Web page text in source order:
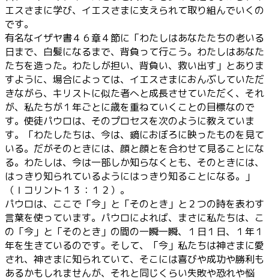
エスさまに学び、イエスさまに支えられて取り組んでいくの
です。
有名なイザヤ書４６章４節に「わたしはあなたたちの老いる
日まで、白髪になるまで、背負って行こう。わたしはあなた
たちを造った。わたしが担い、背負い、救い出す」とありま
すように、場合によっては、イエスさまにおんぶしていただ
きながら、キリストに似た者へと成長させていただく、それ
が、私たちが１年ごとに歳を重ねていくことの目標なので
す。使徒パウロは、そのプロセスを次のように教えていま
す。「わたしたちは、今は、鏡におぼろに映ったものを見て
いる。だがそのときには、顔と顔とを合わせて見ることにな
る。わたしは、今は一部しか知らなくとも、そのときには、
はっきり知られているようにはっきり知ることになる。」
（Ⅰコリント１３：１２）。
パウロは、ここで「今」と「そのとき」と２つの時を表わす
言葉を使っています。パウロによれば、まさに私たちは、こ
の「今」と「そのとき」の間の一瞬一瞬、１日１日、１年１
年を生きているのです。そして、「今」私たちは神さまに愛
され、神さまに知られていて、そこには喜びや成功や勝利も
あるかもしれませんが、それと同じくらい失敗や恐れや悩